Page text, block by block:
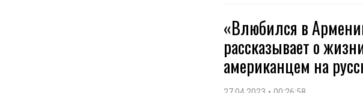
«Влюбился в
рассказывает о
американцем на